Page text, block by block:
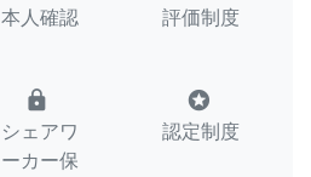
本人確認 評価制度
lock
シェアワ
ーカー保
stars
認定制度